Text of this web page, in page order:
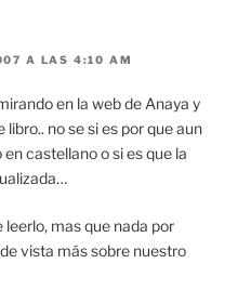
A LAS 4:10 AM
en la web de Anaya y
libro.. no se si es por que aun
castellano o si es que la
mas que nada por
vista más sobre nuestro